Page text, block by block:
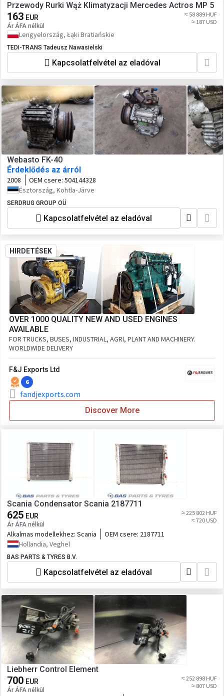
Przewody Rurki Wąż Klimatyzacji Mercedes Actros MP 5
163 EUR
Ár ÁFA nélkül
≈ 58 889 HUF
≈ 187 USD
Lengyelország, Łąki Bratiańskie
TEDI-TRANS Tadeusz Nawasielski
Kapcsolatfelvétel az eladóval
Webasto FK-40
Érdeklődés az árról
2008 OEM csere: 504144328
Észtország, Kohtla-Järve
SERDRUG GROUP OÜ
Kapcsolatfelvétel az eladóval
HIRDETÉSEK
OVER 1000 QUALITY NEW AND USED ENGINES
AVAILABLE
FOR TRUCKS, BUSES, INDUSTRIAL, AGRI, PLANT AND MACHINERY.
WORLDWIDE DELIVERY
F&J Exports Ltd
6
fandjexports.com
Discover More
Scania Condensator Scania 2187711
625 EUR
Ár ÁFA nélkül
≈ 225 802 HUF
≈ 720 USD
Alkalmas modellekhez: Scania OEM csere: 2187711
Hollandia, Veghel
BAS PARTS & TYRES B.V.
Kapcsolatfelvétel az eladóval
Liebherr Control Element
700 EUR
Ár ÁFA nélkül
≈ 252 898 HUF
≈ 807 USD